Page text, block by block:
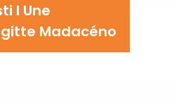
I Une
Madacéno